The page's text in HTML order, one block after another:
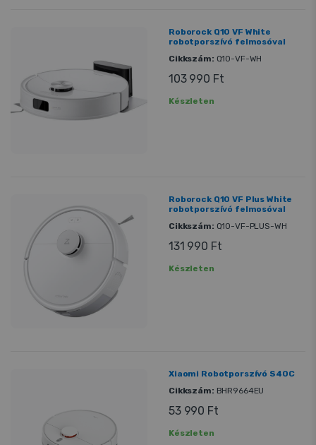
Roborock Q10 VF White
robotporszívó felmosóval
Cikkszám: Q10-VF-WH
103 990 Ft
Készleten
Roborock Q10 VF Plus White
robotporszívó felmosóval
Cikkszám: Q10-VF-PLUS-WH
131 990 Ft
Készleten
Xiaomi Robotporszívó S40C
Cikkszám: BHR9664EU
53 990 Ft
Készleten